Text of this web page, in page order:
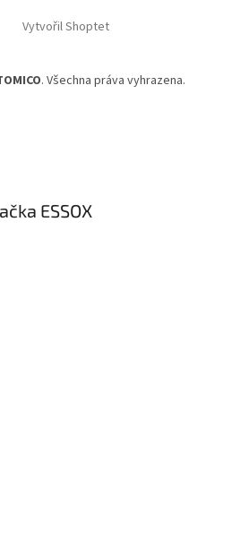
Vytvořil Shoptet
. Všechna práva vyhrazena.
ESSOX